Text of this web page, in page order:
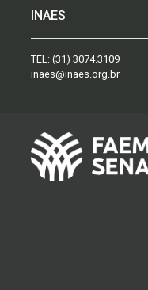
INAES
TEL: (31) 3074.3109
inaes@inaes.org.br